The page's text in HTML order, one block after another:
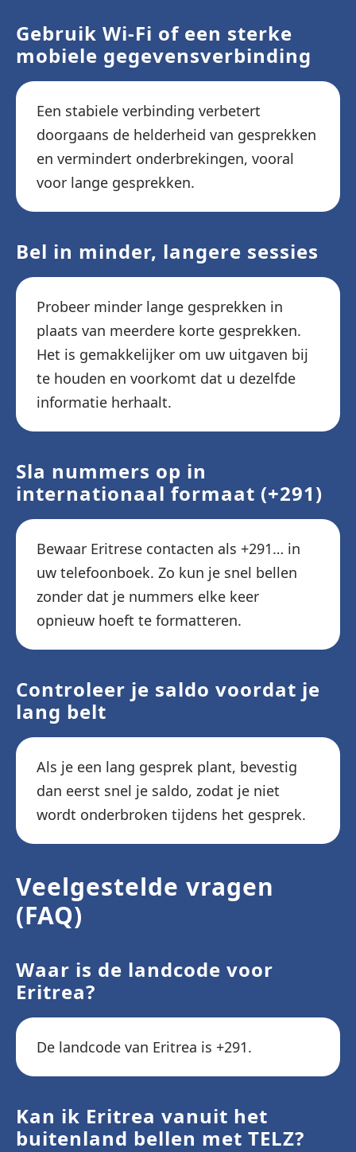
Gebruik Wi-Fi of een sterke
mobiele gegevensverbinding
Een stabiele verbinding verbetert
doorgaans de helderheid van gesprekken
en vermindert onderbrekingen, vooral
voor lange gesprekken.
Bel in minder, langere sessies
Probeer minder lange gesprekken in
plaats van meerdere korte gesprekken.
Het is gemakkelijker om uw uitgaven bij
te houden en voorkomt dat u dezelfde
informatie herhaalt.
Sla nummers op in
internationaal formaat (+291)
Bewaar Eritrese contacten als +291… in
uw telefoonboek. Zo kun je snel bellen
zonder dat je nummers elke keer
opnieuw hoeft te formatteren.
Controleer je saldo voordat je
lang belt
Als je een lang gesprek plant, bevestig
dan eerst snel je saldo, zodat je niet
wordt onderbroken tijdens het gesprek.
Veelgestelde vragen
(FAQ)
Waar is de landcode voor
Eritrea?
De landcode van Eritrea is +291.
Kan ik Eritrea vanuit het
buitenland bellen met TELZ?